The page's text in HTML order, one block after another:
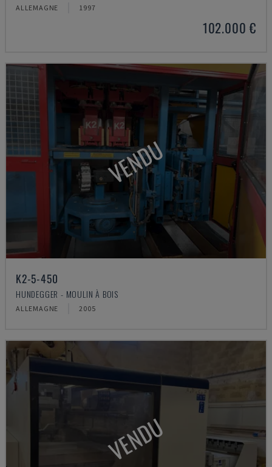
ALLEMAGNE 1997
102.000 €
VENDU
K2-5-450
HUNDEGGER - MOULIN À BOIS
ALLEMAGNE 2005
VENDU